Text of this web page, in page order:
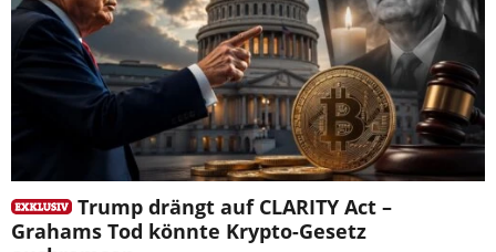
Trump drängt auf CLARITY Act –
Grahams Tod könnte Krypto-Gesetz